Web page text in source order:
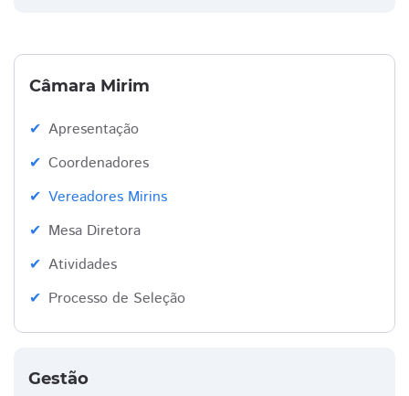
Câmara Mirim
Apresentação
Coordenadores
Vereadores Mirins
Mesa Diretora
Atividades
Processo de Seleção
Gestão